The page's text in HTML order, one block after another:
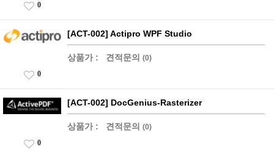
0
[ACT-002] Actipro WPF Studio
상품가 : 견적문의 (0)
0
[ACT-002] DocGenius-Rasterizer
상품가 : 견적문의 (0)
0